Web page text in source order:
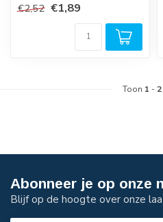
€2,52 €1,89
Toon 1 - 2
Abonneer je op onze
Blijf op de hoogte over onze